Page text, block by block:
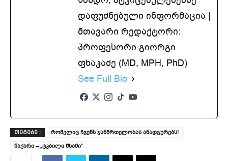
დაფუძნებული ინფორმაცია |
მთავარი რედაქტორი:
პროფესორი გიორგი
ფხაკაძე (MD, MPH, PhD)
See Full Bio
ᲗᲔᲒᲔᲑᲘ :
რომელიც ჩვენს ჯანმრთელობას ანადგურებს!
შაქარი – „ტკბილი შხამი“